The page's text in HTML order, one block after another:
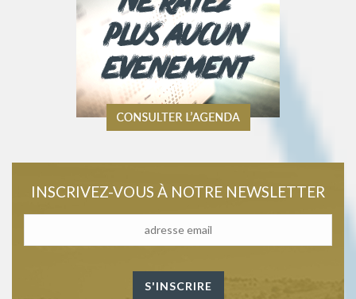
INSCRIVEZ-VOUS À NOTRE NEWSLETTER